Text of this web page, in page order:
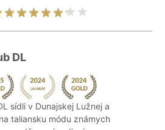
DL
sídli v Dunajskej Lužnej a
taliansku módu známych